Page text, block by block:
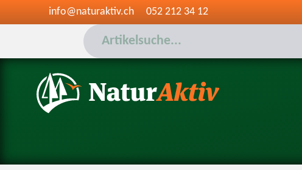
info@naturaktiv.ch 052 212 34 12